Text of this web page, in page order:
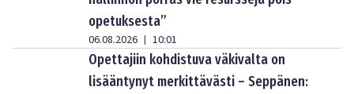
opetuksesta”
06.08.2026 | 10:01
Opettajiin kohdistuva väkivalta on
lisääntynyt merkittävästi – Seppänen: